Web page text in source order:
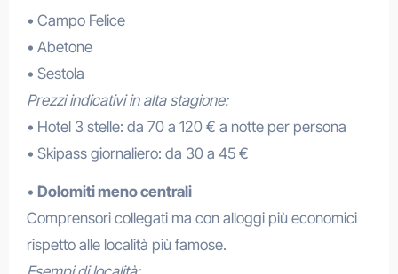
• Campo Felice
• Abetone
• Sestola
Prezzi indicativi in alta stagione:
• Hotel 3 stelle: da 70 a 120 € a notte per persona
• Skipass giornaliero: da 30 a 45 €
• Dolomiti meno centrali
Comprensori collegati ma con alloggi più economici
rispetto alle località più famose.